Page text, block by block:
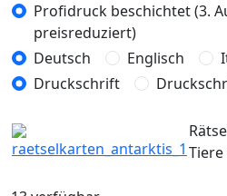
Profidruck beschichtet (3.
preisreduziert)
Deutsch
Englisch
Druckschrift